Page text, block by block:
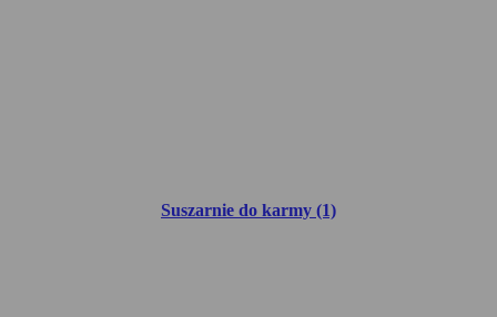
Suszarnie do karmy (1)